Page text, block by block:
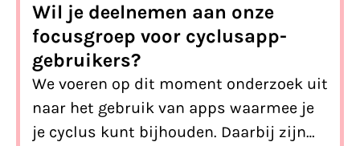
Wil je deelnemen aan onze
focusgroep voor cyclusapp-
gebruikers?
We voeren op dit moment onderzoek uit
naar het gebruik van apps waarmee je
je cyclus kunt bijhouden. Daarbij zijn